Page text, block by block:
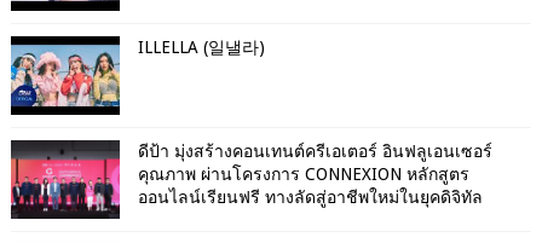
ILLELLA (일낼라)
ดีป้า มุ่งสร้างคอนเทนต์ครีเอเตอร์ อินฟลูเอนเซอร์
คุณภาพ ผ่านโครงการ CONNEXION หลักสูตร
ออนไลน์เรียนฟรี ทางลัดสู่อาชีพใหม่ในยุคดิจิทัล